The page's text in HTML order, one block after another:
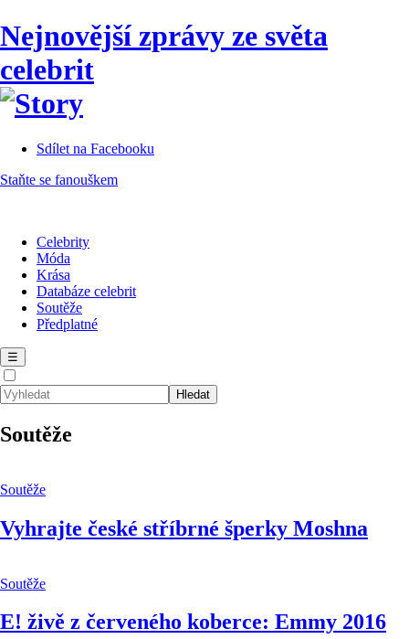
Nejnovější zprávy ze světa
celebrit
Sdílet na Facebooku
Staňte se fanouškem
Celebrity
Móda
Krása
Databáze celebrit
Soutěže
Předplatné
☰
Soutěže
Soutěže
Vyhrajte české stříbrné šperky Moshna
Soutěže
E! živě z červeného koberce: Emmy 2016